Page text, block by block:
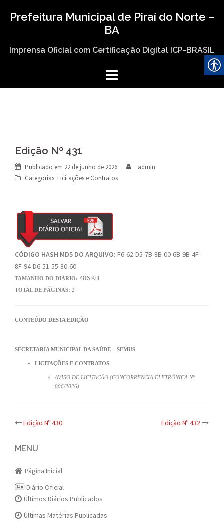
Prefeitura Municipal de Piraí do Norte –
BA
Imprensa Oficial com Certificação Digital ICP-BRASIL
Edição Nº 431
Publicado em 22 de junho de 2026
admin
Categorias: Licitações e Contratos
CÓDIGO HASH MD5 DO ARQUIVO: F6-62-D5-7B-8B-00-6B-9B-4F-
8F-94-D6-51-55-80-60
TAMANHO DO DIÁRIO: 486 KB
TOTAL DE PÁGINAS: 2
CONTEÚDO DESTA EDIÇÃO
SECRETARIA MUNICIPAL DA SAÚDE – SEMUS
LICITAÇÕES E CONTRATOS
AVISO DE LICITAÇÃO (CONCORRÊNCIA ELETRÔNICA Nº
006/2026)
Post
navigation
Edição Nº 430 Edição Nº 432
MENU
Página Inicial
Diário Oficial
Últimos Diários Publicados
Últimas Matérias Publicadas